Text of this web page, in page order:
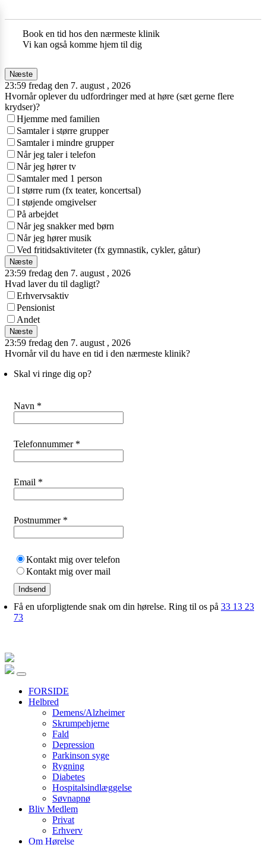
Book en tid hos den nærmeste klinik
Vi kan også komme hjem til dig
Næste
23:59 fredag den 7. august , 2026
Hvornår oplever du udfordringer med at høre (sæt gerne flere
krydser)?
Hjemme med familien
Samtaler i større grupper
Samtaler i mindre grupper
Når jeg taler i telefon
Når jeg hører tv
Samtaler med 1 person
I større rum (fx teater, koncertsal)
I støjende omgivelser
På arbejdet
Når jeg snakker med børn
Når jeg hører musik
Ved fritidsaktiviteter (fx gymnastik, cykler, gåtur)
Næste
23:59 fredag den 7. august , 2026
Hvad laver du til dagligt?
Erhvervsaktiv
Pensionist
Andet
Næste
23:59 fredag den 7. august , 2026
Hvornår vil du have en tid i den nærmeste klinik?
Skal vi ringe dig op?
Navn *
Telefonnummer *
Email *
Postnummer *
Kontakt mig over telefon
Kontakt mig over mail
Indsend
Få en uforpligtende snak om din hørelse. Ring til os på 33 13 23
73
FORSIDE
Helbred
Demens/Alzheimer
Skrumpehjerne
Fald
Depression
Parkinson syge
Rygning
Diabetes
Hospitalsindlæggelse
Søvnapnø
Bliv Medlem
Privat
Erhverv
Om Hørelse